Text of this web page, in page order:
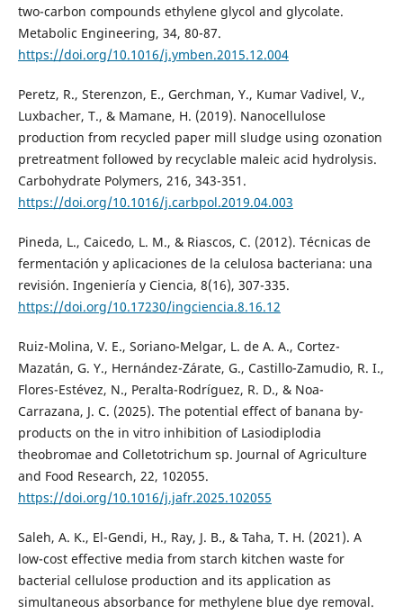
two-carbon compounds ethylene glycol and glycolate.
Metabolic Engineering, 34, 80-87.
https://doi.org/10.1016/j.ymben.2015.12.004
Peretz, R., Sterenzon, E., Gerchman, Y., Kumar Vadivel, V.,
Luxbacher, T., & Mamane, H. (2019). Nanocellulose
production from recycled paper mill sludge using ozonation
pretreatment followed by recyclable maleic acid hydrolysis.
Carbohydrate Polymers, 216, 343-351.
https://doi.org/10.1016/j.carbpol.2019.04.003
Pineda, L., Caicedo, L. M., & Riascos, C. (2012). Técnicas de
fermentación y aplicaciones de la celulosa bacteriana: una
revisión. Ingeniería y Ciencia, 8(16), 307-335.
https://doi.org/10.17230/ingciencia.8.16.12
Ruiz-Molina, V. E., Soriano-Melgar, L. de A. A., Cortez-
Mazatán, G. Y., Hernández-Zárate, G., Castillo-Zamudio, R. I.,
Flores-Estévez, N., Peralta-Rodríguez, R. D., & Noa-
Carrazana, J. C. (2025). The potential effect of banana by-
products on the in vitro inhibition of Lasiodiplodia
theobromae and Colletotrichum sp. Journal of Agriculture
and Food Research, 22, 102055.
https://doi.org/10.1016/j.jafr.2025.102055
Saleh, A. K., El-Gendi, H., Ray, J. B., & Taha, T. H. (2021). A
low-cost effective media from starch kitchen waste for
bacterial cellulose production and its application as
simultaneous absorbance for methylene blue dye removal.